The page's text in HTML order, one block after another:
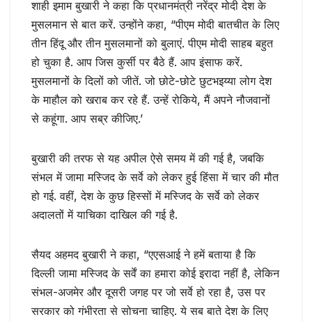
शाही इमाम बुखारी ने कहा कि प्रधानमंत्री नरेंद्र मोदी देश के
मुसलमान से बात करें. उन्होंने कहा, “पीएम मोदी बातचीत के लिए
तीन हिंदू और तीन मुसलमानों को बुलाएं. पीएम मोदी साहब बहुत
हो चुका है. आप जिस कुर्सी पर बैठे हैं. आप इंसाफ करें.
मुसलमानों के दिलों को जीतें. जो छोटे-छोटे छुटभइय्या लोग देश
के माहौल को खराब कर रहे हैं. उन्हें रोकिये, मैं अपने नौजवानों
से कहूंगा. आप सब्र कीजिए.’
बुखारी की तरफ से यह अपील ऐसे समय में की गई है, जबकि
संभल में जामा मस्जिद के सर्वे को लेकर हुई हिंसा में चार की मौत
हो गई. वहीं, देश के कुछ हिस्सों में मस्जिद के सर्वे को लेकर
अदालतों में याचिका दाखिल की गई है.
सैयद अहमद बुखारी ने कहा, “एएसआई ने हमें बताया है कि
दिल्ली जामा मस्जिद के सर्वें का हमारा कोई इरादा नहीं है, लेकिन
संभल-अजमेर और दूसरी जगह पर जो सर्वे हो रहा है, उस पर
सरकार को गंभीरता से सोचना चाहिए. ये सब बाते देश के लिए